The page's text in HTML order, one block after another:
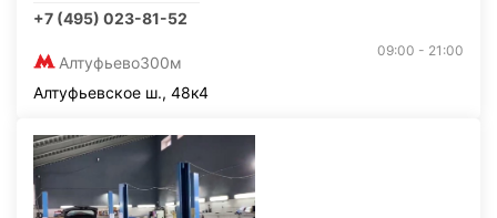
+7 (495) 023-81-52
Алтуфьево300м
09:00 - 21:00
Алтуфьевское ш., 48к4